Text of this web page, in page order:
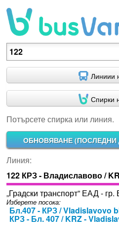
Потърсете спирка или линия.
Линиии
Спирки
Потърсете спирка или линия.
ОБНОВЯВАНЕ (ПОСЛЕДНИ
Линия:
122 КРЗ - Владиславово /
„Градски транспорт” ЕАД - гр.
Изберете посока:
Бл.407 - КРЗ / Vladislavovo
КРЗ - Бл. 407 / KRZ -